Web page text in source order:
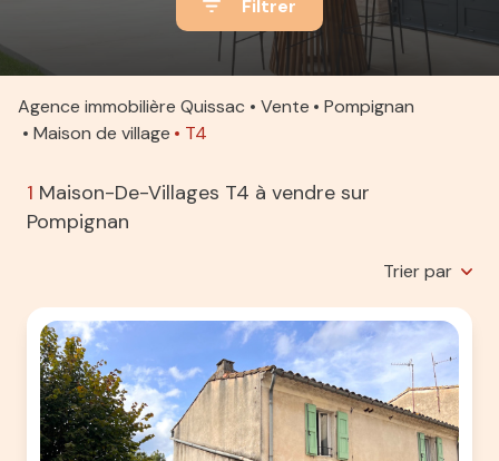
E-MAIL
ESTIMATION
Filtrer
Agence immobilière Quissac Vente
Pompignan
Maison de village
T4
1 Maison-De-Villages T4 à vendre sur
Pompignan
Trier par